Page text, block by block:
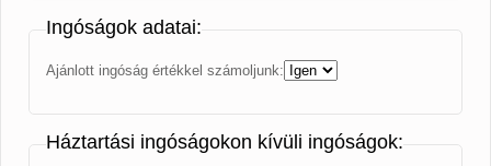
Ingóságok adatai:
Ajánlott ingóság értékkel számoljunk:
Háztartási ingóságokon kívüli ingóságok: